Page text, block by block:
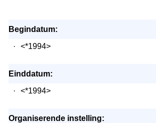
Begindatum:
·
<*1994>
Einddatum:
·
<*1994>
Organiserende instelling: